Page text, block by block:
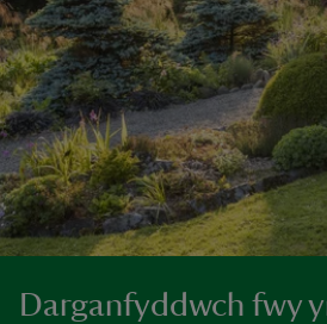
Darganfyddwch fwy